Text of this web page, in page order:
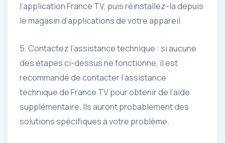
l’application France TV, puis réinstallez-la depuis
le magasin d’applications de votre appareil.
5. Contactez l’assistance technique : si aucune
des étapes ci-dessus ne fonctionne, il est
recommandé de contacter l’assistance
technique de France TV pour obtenir de l’aide
supplémentaire. Ils auront probablement des
solutions spécifiques à votre problème.